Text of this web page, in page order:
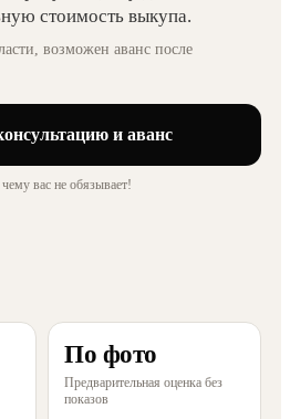
стоимость выкупа.
возможен аванс после
и аванс
вас не обязывает!
По фото
Предварительная оценка без
показов